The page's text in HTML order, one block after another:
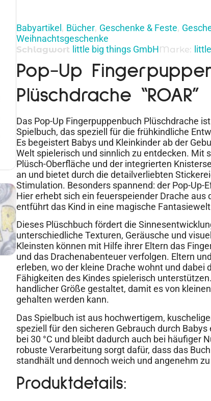
Babyartikel, Bücher, Geschenke & Feste,
Weihnachtsgeschenke
Schlagwort little big things GmbHMarke:
Pop-Up
Plüschdrache “ROAR”
Das Pop-Up Fingerpuppenbuch Plüschdrache
Spielbuch, das speziell für die frühkindliche
Es begeistert Babys und Kleinkinder ab der
Welt spielerisch und sinnlich zu entdecken. Mit
Plüsch-Oberfläche und der integrierten
an und bietet durch die detailverliebten
Stimulation. Besonders spannend: der Pop-Up-
Hier erhebt sich ein feuerspeiender Drache aus
entführt das Kind in eine magische
Dieses Plüschbuch fördert die
unterschiedliche Texturen, Geräusche und
Kleinsten können mit Hilfe ihrer Eltern das
und das Drachenabenteuer verfolgen. Eltern
erleben, wo der kleine Drache wohnt und dabei
Fähigkeiten des Kindes spielerisch unterstützen.
handlicher Größe gestaltet, damit es von
gehalten werden kann.
Das Spielbuch ist aus hochwertigem,
speziell für den sicheren Gebrauch durch
bei 30 °C und bleibt dadurch auch bei häufiger
robuste Verarbeitung sorgt dafür, dass das
standhält und dennoch weich und angenehm
Produktdetails: